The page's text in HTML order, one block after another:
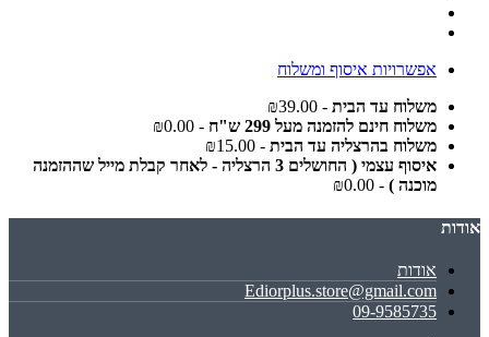
אפשרויות איסוף ומשלוח
משלוח עד הבית - ₪39.00
משלוח חינם להזמנה מעל 299 ש"ח
- ₪0.00
משלוח בהרצליה עד הבית - ₪15.00
איסוף עצמי ( החושלים 3 הרצליה - לאחר קבלת מייל שההזמנה
מוכנה ) - ₪0.00
אודות
אודות
Ediorplus.store@gmail.com
09-9585735